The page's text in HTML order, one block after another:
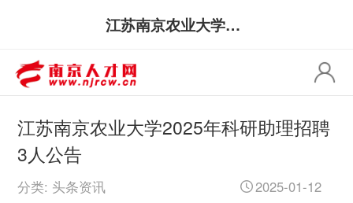
江苏南京农业大学2025年科研助理招聘3人公告
江苏南京农业大学2025年科研助理招聘
3人公告
分类: 头条资讯 2025-01-12